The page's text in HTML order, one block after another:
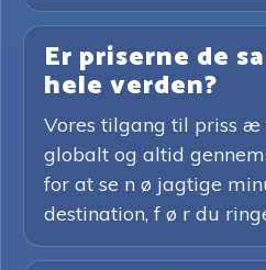
Er priserne de
hele verden?
Vores tilgang til priss æ
globalt og altid
for at se n ø jagtige
destination, f ø r du